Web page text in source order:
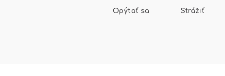
Opýtať sa Strážiť